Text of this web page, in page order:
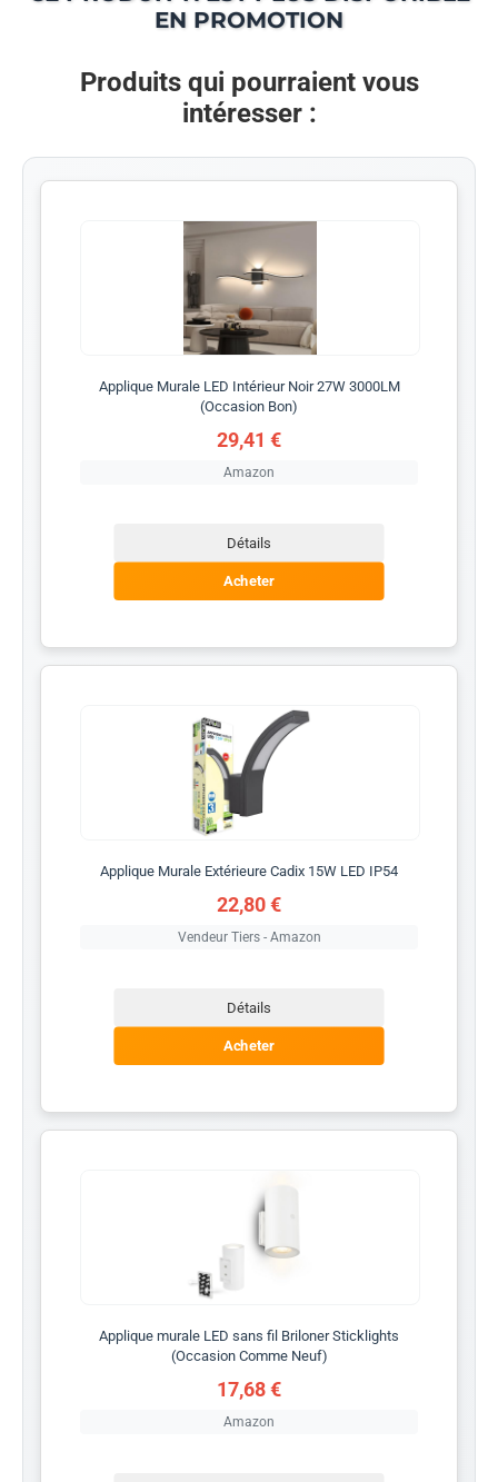
EN PROMOTION
Produits qui pourraient vous
intéresser :
Applique Murale LED Intérieur Noir 27W 3000LM
(Occasion Bon)
29,41 €
Amazon
Détails
Acheter
Applique Murale Extérieure Cadix 15W LED IP54
22,80 €
Vendeur Tiers - Amazon
Détails
Acheter
Applique murale LED sans fil Briloner Sticklights
(Occasion Comme Neuf)
17,68 €
Amazon